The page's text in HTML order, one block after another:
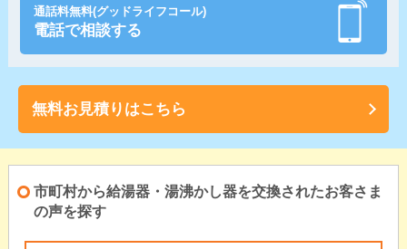
通話料無料(グッドライフコール)
電話で相談する
無料お見積りはこちら
市町村から給湯器・湯沸かし器を交換されたお客さま
の声を探す